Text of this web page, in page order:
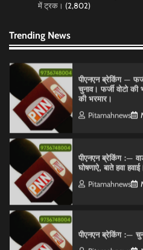
में ट्रक। (2,802)
Trending News
पीएनएन ब्रेकिंग —
चुनाव। फर्जी वोटो
की भरमार।
Pitamahnews
पीएनएन ब्रेकिंग :—
घोषणाऐ, बाते हवा
Pitamahnews
पीएनएन ब्रेकिंग :—